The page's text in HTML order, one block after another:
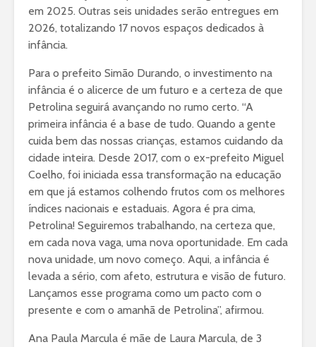
em 2025. Outras seis unidades serão entregues em
2026, totalizando 17 novos espaços dedicados à
infância.
Para o prefeito Simão Durando, o investimento na
infância é o alicerce de um futuro e a certeza de que
Petrolina seguirá avançando no rumo certo. “A
primeira infância é a base de tudo. Quando a gente
cuida bem das nossas crianças, estamos cuidando da
cidade inteira. Desde 2017, com o ex-prefeito Miguel
Coelho, foi iniciada essa transformação na educação
em que já estamos colhendo frutos com os melhores
índices nacionais e estaduais. Agora é pra cima,
Petrolina! Seguiremos trabalhando, na certeza que,
em cada nova vaga, uma nova oportunidade. Em cada
nova unidade, um novo começo. Aqui, a infância é
levada a sério, com afeto, estrutura e visão de futuro.
Lançamos esse programa como um pacto com o
presente e com o amanhã de Petrolina”, afirmou.
Ana Paula Marcula é mãe de Laura Marcula, de 3